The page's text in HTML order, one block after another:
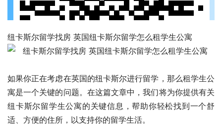
纽卡斯尔留学找房 英国纽卡斯尔留学怎么租学生公寓
如果你正在考虑在英国的纽卡斯尔进行留学，那么租学生公
寓是一个关键的问题。在这篇文章中，我们将为你提供有关
纽卡斯尔留学生公寓的关键信息，帮助你轻松找到一个舒
适、方便的住所，以支持你的留学生活。